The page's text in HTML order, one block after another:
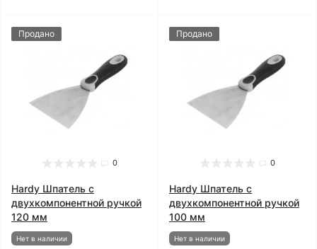
Продано
0
Hardy Шпатель с
двухкомпонентной ручкой
120 мм
Нет в наличии
Продано
0
Hardy Шпатель с
двухкомпонентной ручкой
100 мм
Нет в наличии